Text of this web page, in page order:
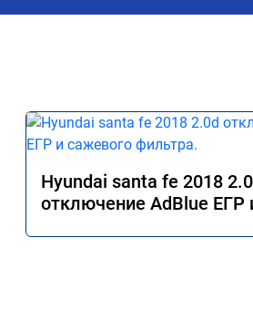
Hyundai santa fe 2018
отключение AdBlue ЕГР